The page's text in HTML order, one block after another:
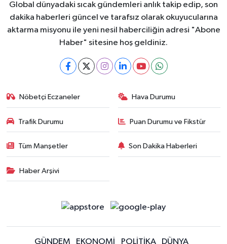
Global dünyadaki sıcak gündemleri anlık takip edip, son
dakika haberleri güncel ve tarafsız olarak okuyucularına
aktarma misyonu ile yeni nesil haberciliğin adresi "Abone
Haber" sitesine hoş geldiniz.
Nöbetçi Eczaneler Hava Durumu
Trafik Durumu Puan Durumu ve Fikstür
Tüm Manşetler Son Dakika Haberleri
Haber Arşivi
GÜNDEM EKONOMİ POLİTİKA DÜNYA